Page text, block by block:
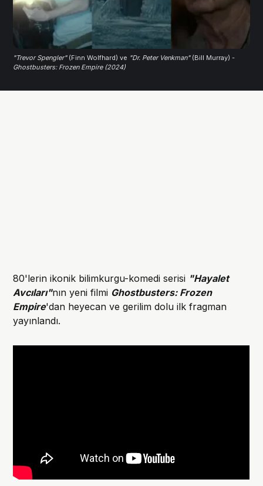
"Trevor Spengler" (Finn Wolfhard) ve "Dr. Peter Venkman"
Ghostbusters: Frozen Empire (2024)
80'lerin ikonik bilimkurgu-komedi serisi "Hayalet
Avcıları"nın yeni filmi Ghostbusters: Frozen
Empire'dan heyecan ve gerilim dolu ilk fragman
yayınlandı.